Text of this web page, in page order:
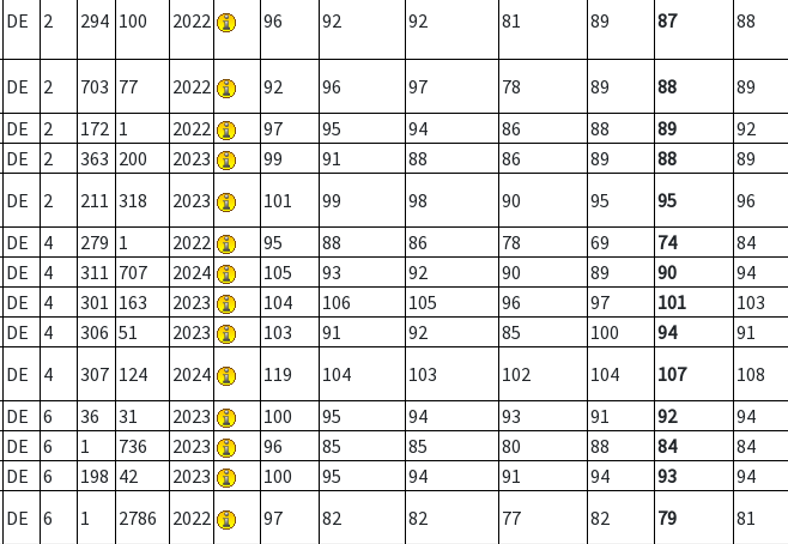
DE 2 294 100 2022 96 92 92 81 89 87 88
DE 2 703 77 2022 92 96 97 78 89 88
89
DE 2 172 1 2022 97 95 94 86 88 89
92
DE 2 363 200 2023 99 91 88 86 89 88
89
DE 2 211 318 2023 101 99 98 90 95 95
96
DE 4 279 1 2022 95 88 86 78 69 74
84
DE 4 311 707 2024 105 93 92 90 89 90
94
DE 4 301 163 2023 104 106 105 96 97 101
103
DE 4 306 51 2023 103 91 92 85 100 94
91
DE 4 307 124 2024 119 104 103 102 104 107
108
DE 6 36 31 2023 100 95 94 93 91 92
94
DE 6 1 736 2023 96 85 85 80 88 84
84
DE 6 198 42 2023 100 95 94 91 94 93
94
DE 6 1 2786 2022 97 82 82 77 82 79
81